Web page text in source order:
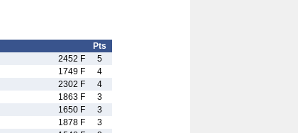
Pts
2452 F
5
1749 F
4
2302 F
4
1863 F
3
1650 F
3
1878 F
3